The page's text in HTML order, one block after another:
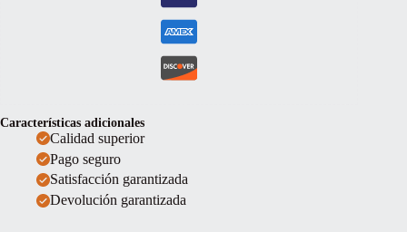
Características adicionales
Calidad superior
Pago seguro
Satisfacción garantizada
Devolución garantizada